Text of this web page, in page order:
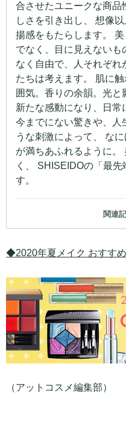
合させたユニークな商品
しさを引き出し、 想像
揚感をもたらします。
でなく、目に見えないも
なく自由で、人それぞれ
たちは考えます。 肌に
囲気。香りの余韻。光
新たな感動になり、日常
今までにない驚きや、人
うな刺激によって、 な
が満ちあふれるように。
く、 SHISEIDOの「最
す。
関連
◆2020年夏メイク おすす
（アットコスメ編集部）